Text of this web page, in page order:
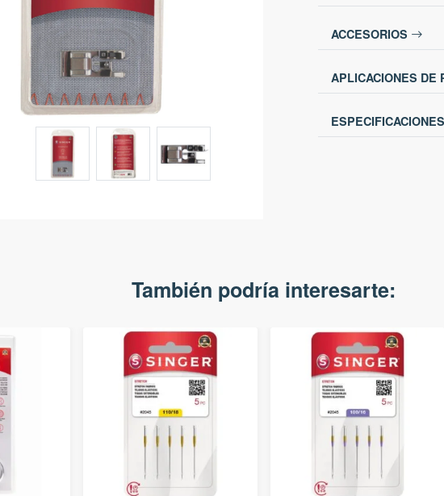
ACCESORIOS
APLICACIONES DE
ESPECIFICACIONES
También podría interesarte: